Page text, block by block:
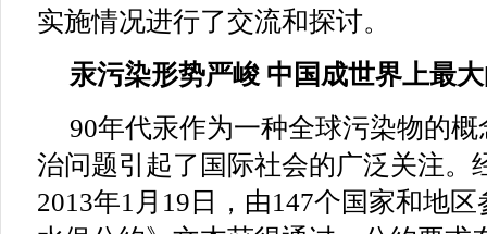
实施情况进行了交流和探讨。
汞污染形势严峻 中国成世界上最
90年代汞作为一种全球污染物的
治问题引起了国际社会的广泛关注。
2013年1月19日，由147个国家和地